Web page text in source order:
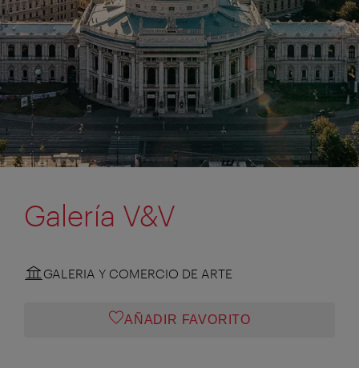
Galería V&V
GALERIA Y COMERCIO DE ARTE
AÑADIR FAVORITO